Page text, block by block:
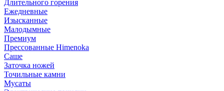
Длительного горения
Ежедневные
Изысканные
Малодымные
Премиум
Прессованные Himenoka
Саше
Заточка ножей
Точильные камни
Мусаты